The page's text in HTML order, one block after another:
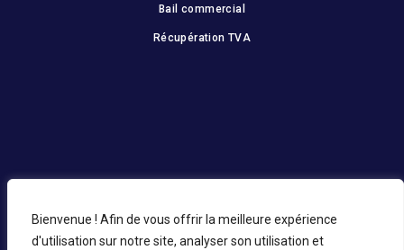
Bienvenue ! Afin de vous offrir la meilleure expérience
d'utilisation sur notre site, analyser son utilisation et
Bail commercial
Récupération TVA